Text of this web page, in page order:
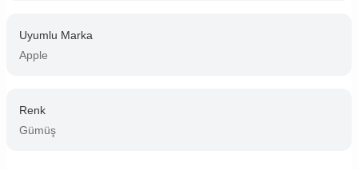
Uyumlu Marka
Apple
Renk
Gümüş